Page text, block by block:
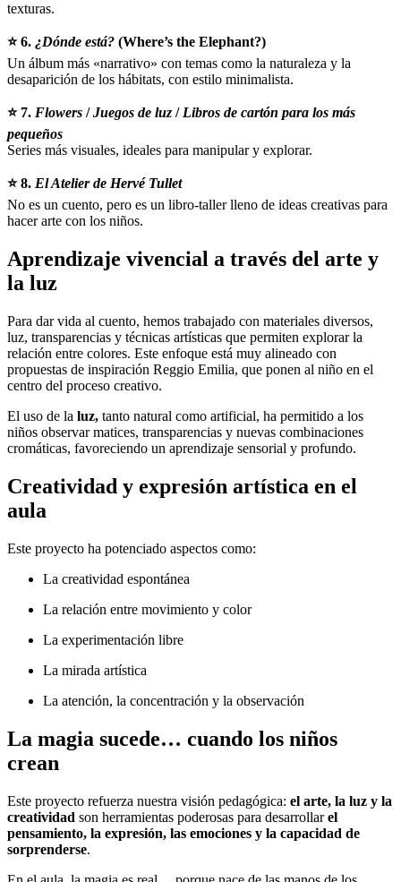
texturas.
⭐ 6. ¿Dónde está? (Where’s the Elephant?)
Un álbum más «narrativo» con temas como la naturaleza y la
desaparición de los hábitats, con estilo minimalista.
⭐ 7. Flowers /Juegos de luz /Libros de cartón para los más
pequeños
Series más visuales, ideales para manipular y explorar.
⭐ 8. El Atelier de Hervé Tullet
No es un cuento, pero es un libro-taller lleno de ideas creativas para
hacer arte con los niños.
Aprendizaje vivencial a través del arte y
la luz
Para dar vida al cuento, hemos trabajado con materiales diversos,
luz, transparencias y técnicas artísticas que permiten explorar la
relación entre colores. Este enfoque está muy alineado con
propuestas de inspiración Reggio Emilia, que ponen al niño en el
centro del proceso creativo.
El uso de la luz, tanto natural como artificial, ha permitido a los
niños observar matices, transparencias y nuevas combinaciones
cromáticas, favoreciendo un aprendizaje sensorial y profundo.
Creatividad y expresión artística en el
aula
Este proyecto ha potenciado aspectos como:
La creatividad espontánea
La relación entre movimiento y color
La experimentación libre
La mirada artística
La atención, la concentración y la observación
La magia sucede… cuando los niños
crean
Este proyecto refuerza nuestra visión pedagógica: el arte, la luz y la
creatividad son herramientas poderosas para desarrollarel
pensamiento, la expresión, las emociones y la capacidad de
sorprenderse.